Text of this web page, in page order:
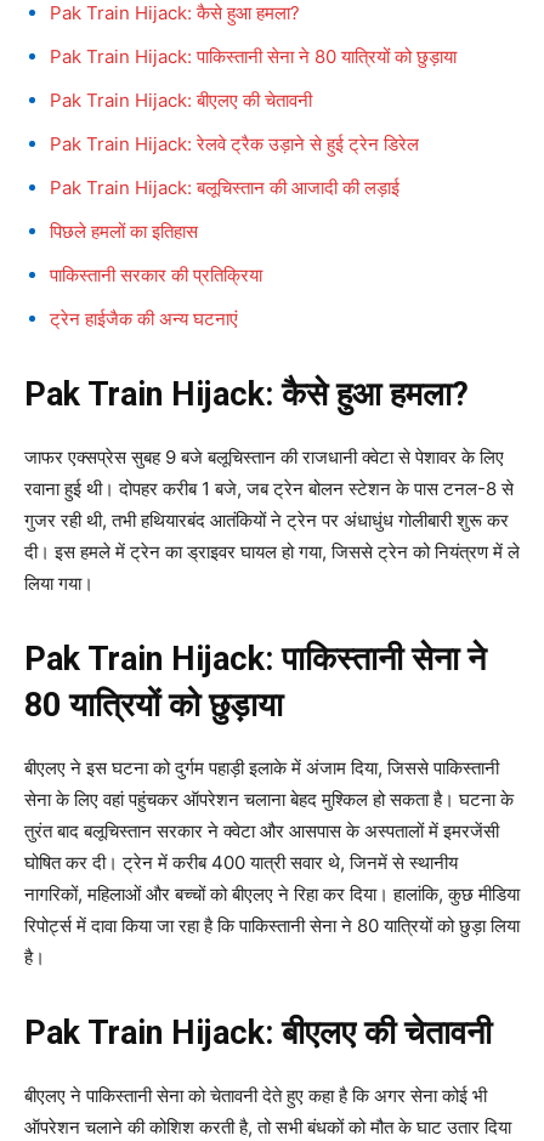
Pak Train Hijack: कैसे हुआ हमला?
Pak Train Hijack: पाकिस्तानी सेना ने 80 यात्रियों को छुड़ाया
Pak Train Hijack: बीएलए की चेतावनी
Pak Train Hijack: रेलवे ट्रैक उड़ाने से हुई ट्रेन डिरेल
Pak Train Hijack: बलूचिस्तान की आजादी की लड़ाई
पिछले हमलों का इतिहास
पाकिस्तानी सरकार की प्रतिक्रिया
ट्रेन हाईजैक की अन्य घटनाएं
Pak Train Hijack: कैसे हुआ हमला?
जाफर एक्सप्रेस सुबह 9 बजे बलूचिस्तान की राजधानी क्वेटा से पेशावर के लिए
रवाना हुई थी। दोपहर करीब 1 बजे, जब ट्रेन बोलन स्टेशन के पास टनल-8 से
गुजर रही थी, तभी हथियारबंद आतंकियों ने ट्रेन पर अंधाधुंध गोलीबारी शुरू कर
दी। इस हमले में ट्रेन का ड्राइवर घायल हो गया, जिससे ट्रेन को नियंत्रण में ले
लिया गया।
Pak Train Hijack: पाकिस्तानी सेना ने
80 यात्रियों को छुड़ाया
बीएलए ने इस घटना को दुर्गम पहाड़ी इलाके में अंजाम दिया, जिससे पाकिस्तानी
सेना के लिए वहां पहुंचकर ऑपरेशन चलाना बेहद मुश्किल हो सकता है। घटना के
तुरंत बाद बलूचिस्तान सरकार ने क्वेटा और आसपास के अस्पतालों में इमरजेंसी
घोषित कर दी। ट्रेन में करीब 400 यात्री सवार थे, जिनमें से स्थानीय
नागरिकों, महिलाओं और बच्चों को बीएलए ने रिहा कर दिया। हालांकि, कुछ मीडिया
रिपोर्ट्स में दावा किया जा रहा है कि पाकिस्तानी सेना ने 80 यात्रियों को छुड़ा लिया
है।
Pak Train Hijack: बीएलए की चेतावनी
बीएलए ने पाकिस्तानी सेना को चेतावनी देते हुए कहा है कि अगर सेना कोई भी
ऑपरेशन चलाने की कोशिश करती है, तो सभी बंधकों को मौत के घाट उतार दिया